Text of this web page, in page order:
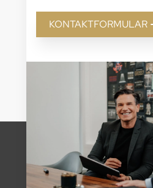
KONTAKTFORMULAR